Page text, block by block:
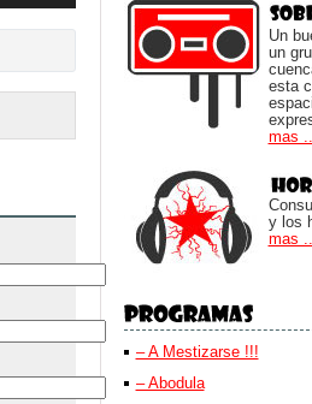
teclas
flecha
arriba/abajo
volumen.
Un
un
esta
mas
y los
mas
– A Mestizarse !!!
– Abodula